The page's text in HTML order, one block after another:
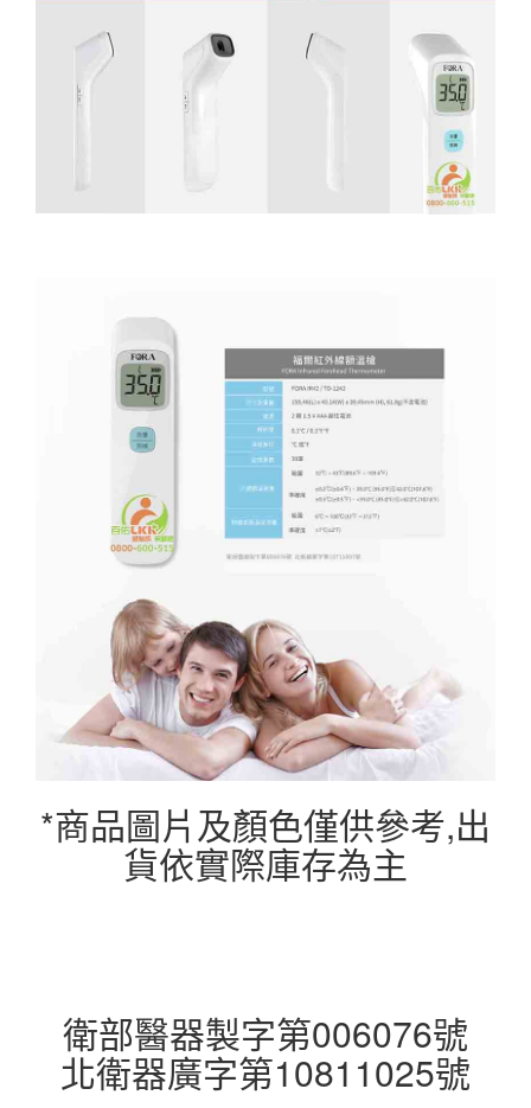
*商品圖片及顏色僅供參考,出
貨依實際庫存為主
衛部醫器製字第006076號
北衛器廣字第10811025號